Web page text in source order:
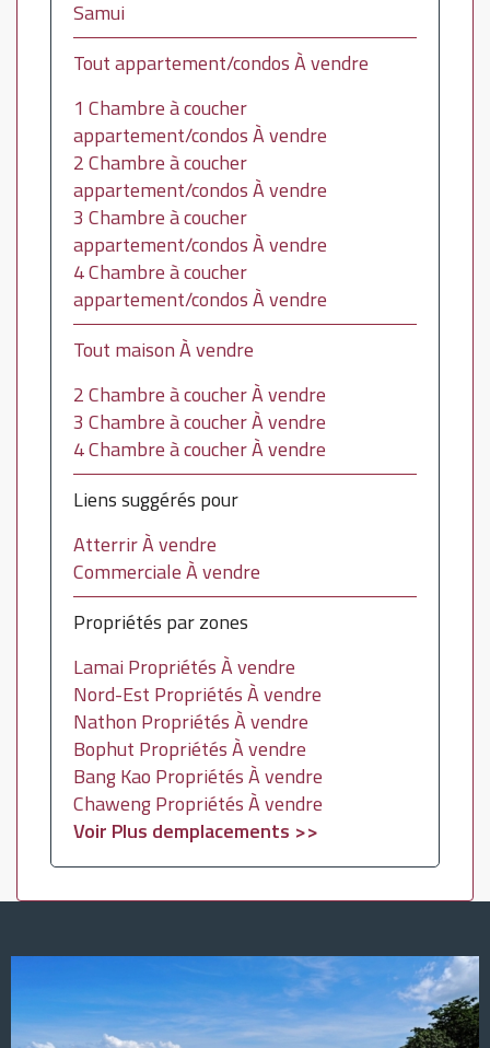
Samui
Tout appartement/condos À vendre
1 Chambre à coucher
appartement/condos À vendre
2 Chambre à coucher
appartement/condos À vendre
3 Chambre à coucher
appartement/condos À vendre
4 Chambre à coucher
appartement/condos À vendre
Tout maison À vendre
2 Chambre à coucher À vendre
3 Chambre à coucher À vendre
4 Chambre à coucher À vendre
Liens suggérés pour
Atterrir À vendre
Commerciale À vendre
Propriétés par zones
Lamai Propriétés À vendre
Nord-Est Propriétés À vendre
Nathon Propriétés À vendre
Bophut Propriétés À vendre
Bang Kao Propriétés À vendre
Chaweng Propriétés À vendre
Voir Plus demplacements >>